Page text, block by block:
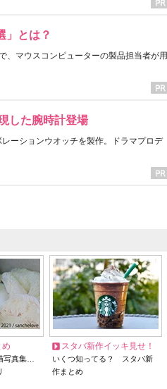
」とは？
、マウスコンピューターの製品担当者が用
した腕時計登場
ーションウオッチを製作。ドラマプロデ
め
写真集…
スタバ新作イッキ見せ！
いくつ知ってる？ スタバ新
作まとめ